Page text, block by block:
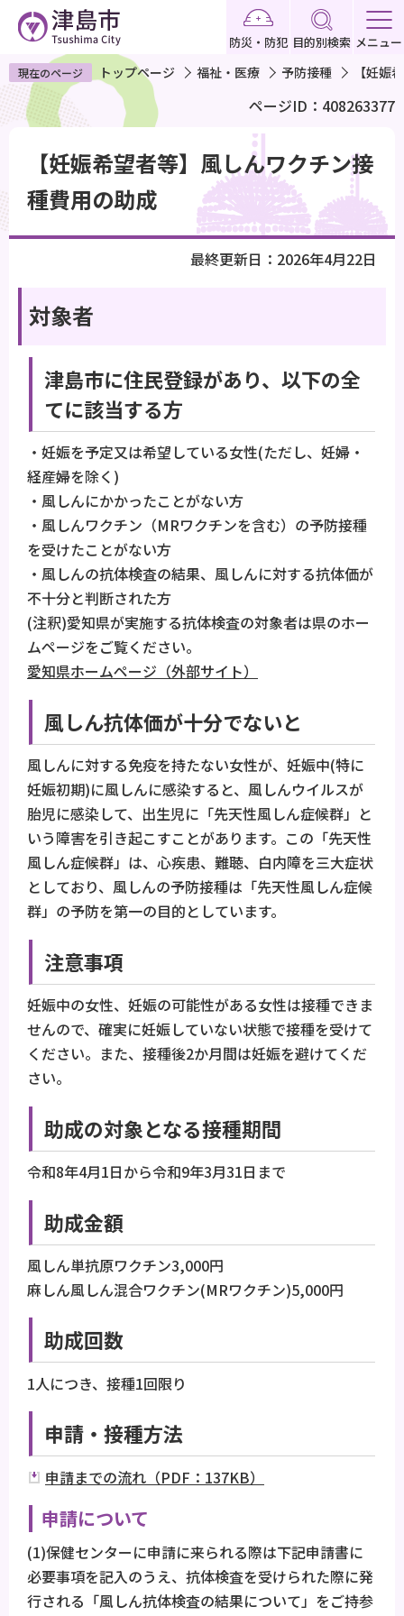
ペ
ー
ジ
で
す
防災・防犯 目的別検索 メニュー
現在のページ トップページ 福祉・医療 予防接種 【妊娠
ページID：408263377
か
【妊娠希望者等】風しんワクチン接
種費用の助成
最終更新日：2026年4月22日
対象者
津島市に住民登録があり、以下の全
てに該当する方
・妊娠を予定又は希望している女性(ただし、妊婦・
経産婦を除く)
・風しんにかかったことがない方
・風しんワクチン（MRワクチンを含む）の予防接種
を受けたことがない方
・風しんの抗体検査の結果、風しんに対する抗体価が
不十分と判断された方
(注釈)愛知県が実施する抗体検査の対象者は県のホー
ムページをご覧ください。
愛知県ホームページ（外部サイト）
風しん抗体価が十分でないと
風しんに対する免疫を持たない女性が、妊娠中(特に
妊娠初期)に風しんに感染すると、風しんウイルスが
胎児に感染して、出生児に「先天性風しん症候群」と
いう障害を引き起こすことがあります。この「先天性
風しん症候群」は、心疾患、難聴、白内障を三大症状
としており、風しんの予防接種は「先天性風しん症候
群」の予防を第一の目的としています。
注意事項
妊娠中の女性、妊娠の可能性がある女性は接種できま
せんので、確実に妊娠していない状態で接種を受けて
ください。また、接種後2か月間は妊娠を避けてくだ
さい。
助成の対象となる接種期間
令和8年4月1日から令和9年3月31日まで
助成金額
風しん単抗原ワクチン3,000円
麻しん風しん混合ワクチン(MRワクチン)5,000円
助成回数
1人につき、接種1回限り
申請・接種方法
申請までの流れ（PDF：137KB）
申請について
(1)保健センターに申請に来られる際は下記申請書に
必要事項を記入のうえ、抗体検査を受けられた際に発
行される「風しん抗体検査の結果について」をご持参